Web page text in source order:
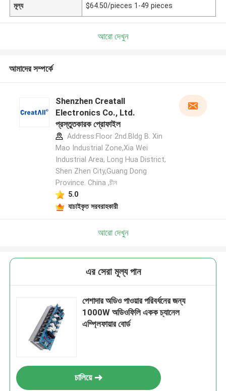
মূল্য $64.50/pieces 1-49 pieces
আরো দেখুন
আমাদের সম্পর্কে
Shenzhen Creatall
Electronics Co., Ltd.
প্রস্তুতকারক প্রোফাইল
Address:Floor 2nd.Bldg B. Xin
Mao Industrial Zone,Xia Wei
Industrial Area, Long Hua District,
Shen Zhen City,Guang Dong
Province. China ,চীন
5.0
যাচাইকৃত সরবরাহকারী
আরো দেখুন
এর সেরা মূল্য পান
পেশাদার অডিও পাওয়ার পরিবর্ধনের জন্য
1000W অডিওফিলি একক চ্যানেল
এম্প্লিফায়ার বোর্ড
চালিয়ে